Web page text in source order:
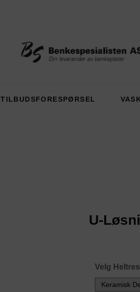
TILBUDSFORESPØRSEL
U-
Velg